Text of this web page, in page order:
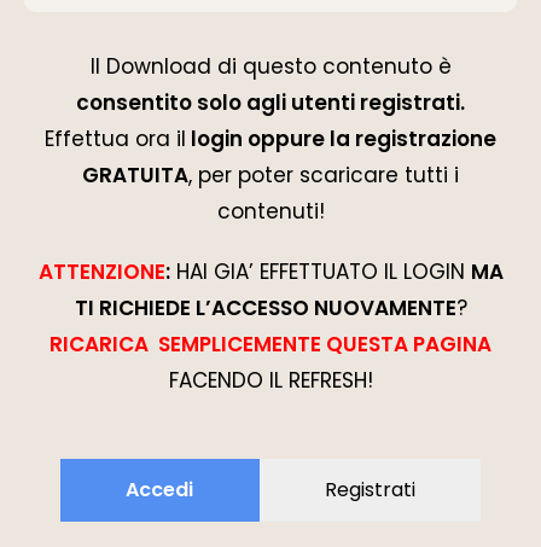
Il Download di questo contenuto è
consentito solo agli utenti registrati.
Effettua ora il login oppure la registrazione
GRATUITA, per poter scaricare tutti i
contenuti!
ATTENZIONE:HAI GIA’ EFFETTUATO IL LOGIN MA
TI RICHIEDE L’ACCESSO NUOVAMENTE?
RICARICA SEMPLICEMENTE QUESTA PAGINA
FACENDO IL REFRESH!
Accedi Registrati